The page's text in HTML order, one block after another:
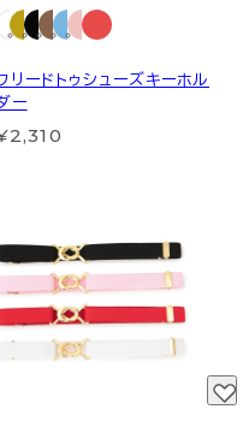
リードトゥシューズキーホル
ー